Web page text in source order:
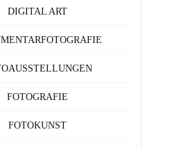
DIGITAL ART
FOTOGRAFIE
FOTOKUNST